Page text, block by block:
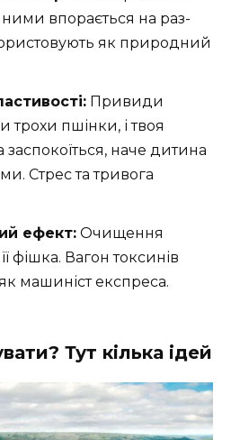
впорається на раз-
як природний
Привиди
трохи пшінки, і твоя
наче дитина
Стрес та тривога
ефект: Очищення
фішка. Вагон токсинів
машиніст експреса.
Тут кілька ідей